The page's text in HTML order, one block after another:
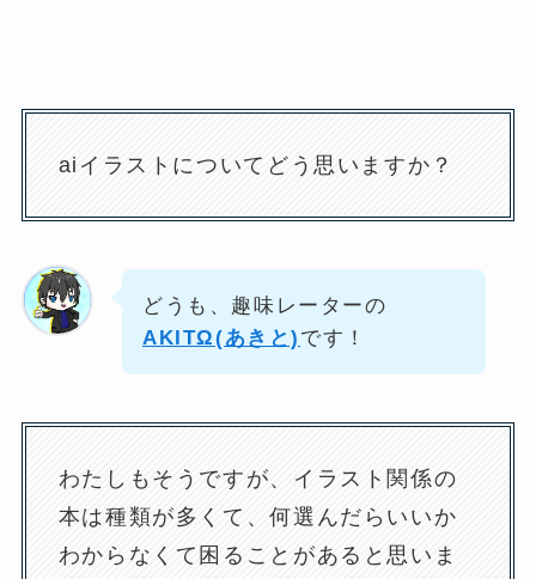
aiイラストについてどう思いますか？
どうも、趣味レーターの
AKITΩ(あきと) です！
わたしもそうですが、イラスト関係の
本は種類が多くて、何選んだらいいか
わからなくて困ることがあると思いま